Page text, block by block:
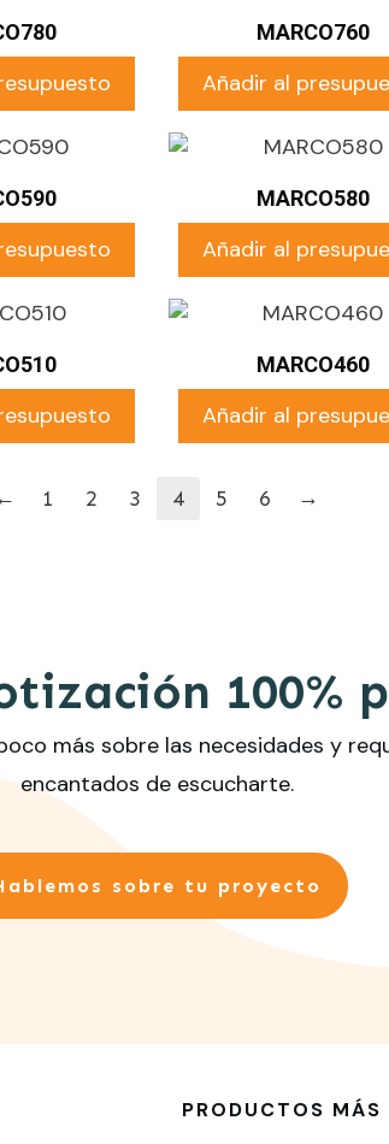
MARCO760
Añadir al
MARCO580
Añadir al
MARCO460
Añadir al
1 2 3 4 5 6 →
100%
más sobre las necesidades y
encantados de escucharte.
sobre tu proyecto
PRODUCTOS MÁS